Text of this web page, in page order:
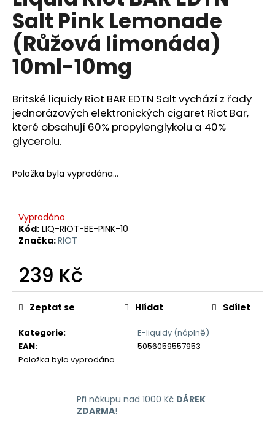
0,0
z
5
hvězdiček.
Salt Pink Lemonade
(Růžová limonáda)
10ml-10mg
Britské liquidy Riot BAR EDTN Salt vychází z řady
jednorázových elektronických cigaret Riot Bar,
které obsahují 60% propylenglykolu a 40%
glycerolu.
Položka byla vyprodána…
Vyprodáno
Kód: LIQ-RIOT-BE-PINK-10
Značka:RIOT
239 Kč
Měrná
cena:
Kategorie:
E-liquidy (náplně)
EAN:
5056059557953
Položka byla vyprodána…
Zeptat se Hlídat Sdílet
Při nákupu nad 1000 Kč DÁREK
ZDARMA!
a
j
í
t
?
D
p
o
u
u
m
e